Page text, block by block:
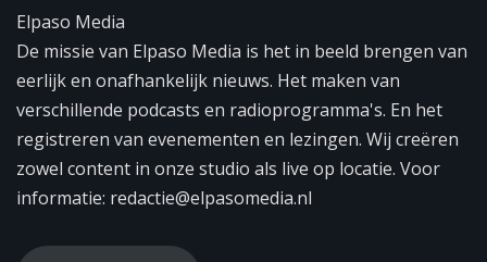
Elpaso Media
De missie van Elpaso Media is het in beeld brengen van
eerlijk en onafhankelijk nieuws. Het maken van
verschillende podcasts en radioprogramma's. En het
registreren van evenementen en lezingen. Wij creëren
zowel content in onze studio als live op locatie. Voor
informatie: redactie@elpasomedia.nl